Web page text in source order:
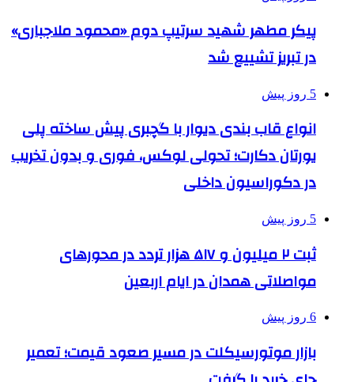
پیکر مطهر شهید سرتیپ دوم «محمود ملاجباری»
در تبریز تشییع شد
5 روز پیش
انواع قاب بندی دیوار با گچبری پیش ساخته پلی
یورتان دکارت؛ تحولی لوکس، فوری و بدون تخریب
در دکوراسیون داخلی
5 روز پیش
ثبت ۲ میلیون و ۵۱۷ هزار تردد در محورهای
مواصلاتی همدان در ایام اربعین
6 روز پیش
بازار موتورسیکلت در مسیر صعود قیمت؛ تعمیر